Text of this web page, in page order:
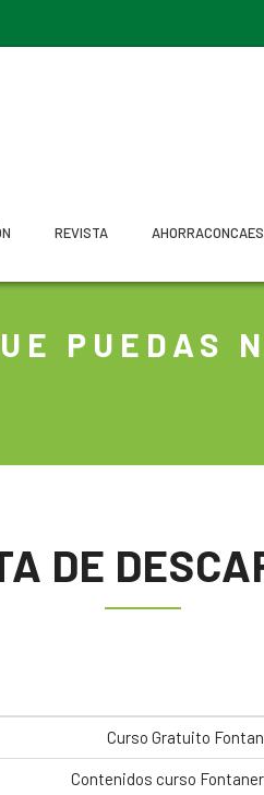
REVISTA AHORRACONCAES
PUEDAS
DE
Curso Gratuito
Contenidos curso